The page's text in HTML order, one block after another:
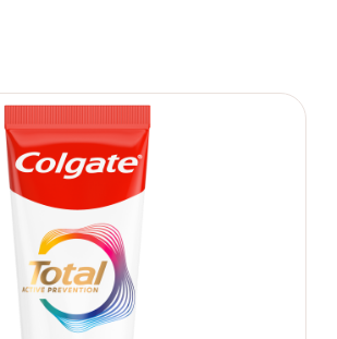
i unikalny² system, który
zaprojektowany z myślą o
potrzebujesz, aby chronić swój
prewencyjna w paście do zębów
Original nie tylko czyści, ale też
jamy ustnej: